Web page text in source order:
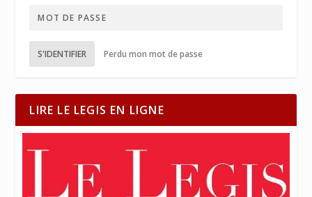
S'IDENTIFIER Perdu mon mot de passe
LIRE LE LEGIS EN LIGNE